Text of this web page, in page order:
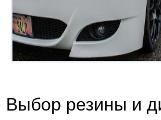
Выбор резины и